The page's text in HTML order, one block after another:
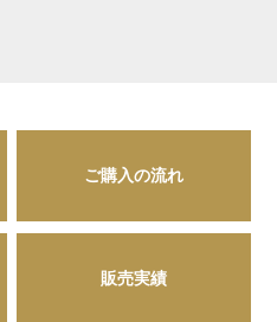
ご購入の流れ
販売実績